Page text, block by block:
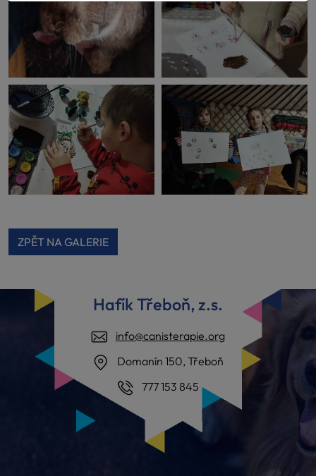
ZPĚT NA GALERIE
Hafík Třeboň, z.s.
info@canisterapie.org
Domanín 150, Třeboň
777 153 845